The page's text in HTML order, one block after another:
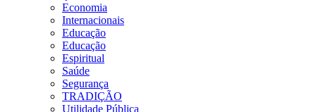
Economia
Internacionais
Educação
Educação
Espiritual
Saúde
Segurança
TRADIÇÃO
Utilidade Pública